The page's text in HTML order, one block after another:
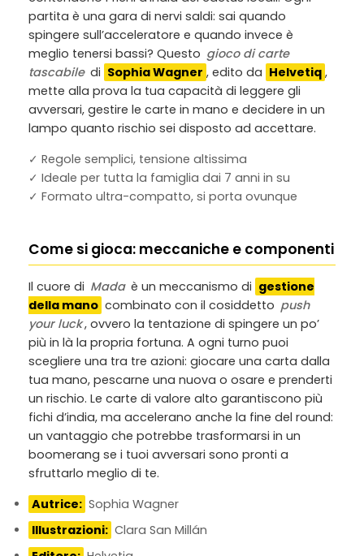
partita è una gara di nervi saldi: sai quando
spingere sull’acceleratore e quando invece è
meglio tenersi bassi? Questo gioco di carte
tascabile di Sophia Wagner , edito da Helvetiq ,
mette alla prova la tua capacità di leggere gli
avversari, gestire le carte in mano e decidere in un
lampo quanto rischio sei disposto ad accettare.
✓ Regole semplici, tensione altissima
✓ Ideale per tutta la famiglia dai 7 anni in su
✓ Formato ultra-compatto, si porta ovunque
Come si gioca: meccaniche e componenti
Il cuore di Mada è un meccanismo di gestione
della mano combinato con il cosiddetto push
your luck, ovvero la tentazione di spingere un po’
più in là la propria fortuna. A ogni turno puoi
scegliere una tra tre azioni: giocare una carta dalla
tua mano, pescarne una nuova o osare e prenderti
un rischio. Le carte di valore alto garantiscono più
fichi d’india, ma accelerano anche la fine del round:
un vantaggio che potrebbe trasformarsi in un
boomerang se i tuoi avversari sono pronti a
sfruttarlo meglio di te.
Autrice: Sophia Wagner
Illustrazioni: Clara San Millán